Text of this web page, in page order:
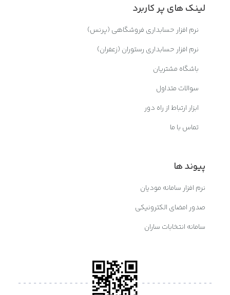
لینک های پر کاربرد
نرم افزار حسابداری فروشگاهی (پرنس)
نرم افزار حسابداری رستوران (زعفران)
باشگاه مشتریان
سوالات متداول
ابزار ارتباط از راه دور
تماس با ما
پیوند ها
نرم افزار سامانه مودیان
صدور امضای الکترونیکی
سامانه انتخابات ساران